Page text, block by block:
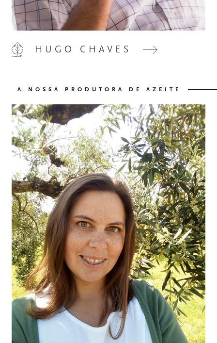
03 OS NOSSOS VINHOS
04 O NOSSO AZEITE
05 VISITE-NOS
06 CONTACTO
HUGO CHAVES
A NOSSA PRODUTORA DE AZEITE